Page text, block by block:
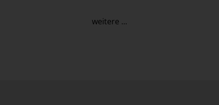
weitere ...